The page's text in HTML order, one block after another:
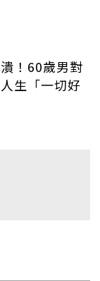
！60歲男對
生「一切好